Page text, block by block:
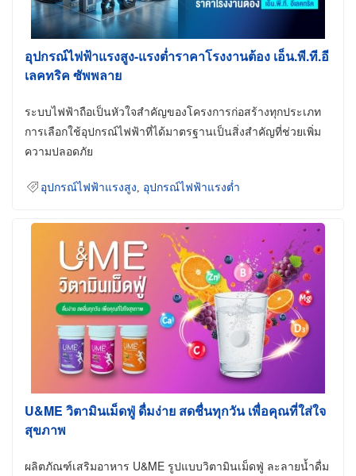
อุปกรณ์ไฟฟ้าแรงสูง-แรงต่ำราคาโรงงานต้อง เอ็น.พี.ที.อี
เลคทริค ซัพพลาย
ระบบไฟฟ้าถือเป็นหัวใจสำคัญของโครงการก่อสร้างทุกประเภท
การเลือกใช้อุปกรณ์ไฟฟ้าที่ได้มาตรฐานเป็นสิ่งสำคัญที่ช่วยเพิ่ม
ความปลอดภัย
อุปกรณ์ไฟฟ้าแรงสูง อุปกรณ์ไฟฟ้าแรงต่ำ
U&ME วิตามินเม็ดฟู่ ดื่มง่าย สดชื่นทุกวัน เพื่อคุณที่ใส่ใจ
สุขภาพ
ผลิตภัณฑ์เสริมอาหาร U&ME รูปแบบวิตามินเม็ดฟู่ ละลายน้ำดื่ม